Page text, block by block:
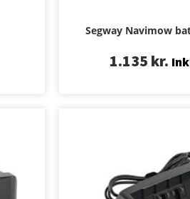
Segway Navimow
1.135 kr.